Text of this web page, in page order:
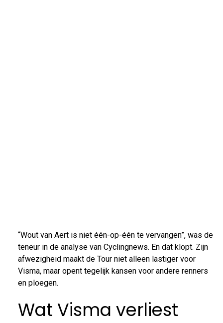
“Wout van Aert is niet één-op-één te vervangen”, was de
teneur in de analyse van Cyclingnews. En dat klopt. Zijn
afwezigheid maakt de Tour niet alleen lastiger voor
Visma, maar opent tegelijk kansen voor andere renners
en ploegen.
Wat Visma verliest